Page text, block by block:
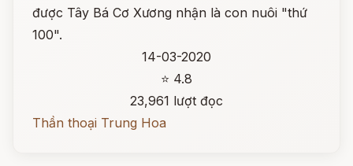
được Tây Bá Cơ Xương nhận là con nuôi "thứ
100".
14-03-2020
⭐ 4.8
23,961 lượt đọc
Thần thoại Trung Hoa